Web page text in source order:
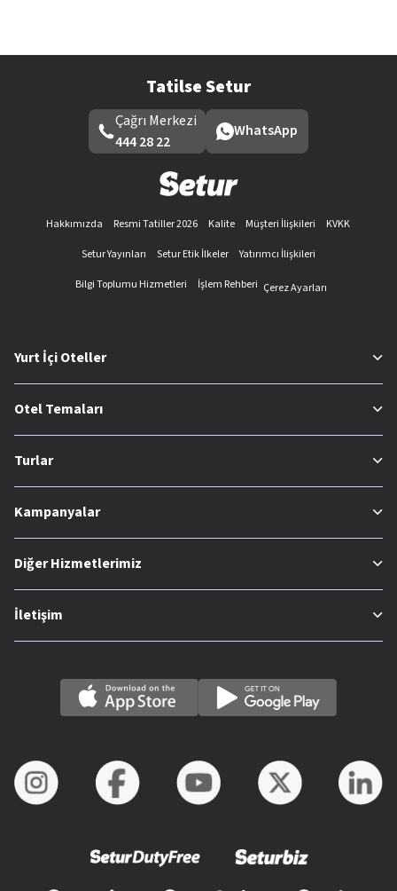
Tatilse Setur
Çağrı Merkezi
444 28 22
WhatsApp
Hakkımızda Resmi Tatiller 2026 Kalite Müşteri İlişkileri
KVKK
Setur Yayınları
Setur Etik İlkeler
Yatırımcı İlişkileri
Bilgi Toplumu Hizmetleri
İşlem Rehberi Çerez Ayarları
Yurt İçi Oteller
Otel Temaları
Turlar
Kampanyalar
Diğer Hizmetlerimiz
İletişim